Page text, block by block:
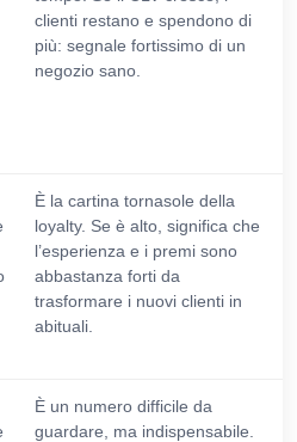
clienti restano e spendono di
più: segnale fortissimo di un
negozio sano.
È la cartina tornasole della
loyalty. Se è alto, significa che
l’esperienza e i premi sono
abbastanza forti da
trasformare i nuovi clienti in
abituali.
È un numero difficile da
guardare, ma indispensabile.